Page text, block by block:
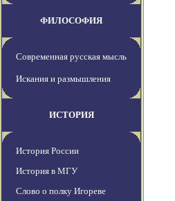
ФИЛОСОФИЯ
Современная русская мысль
Искания и размышления
ИСТОРИЯ
История России
История в МГУ
Слово о полку Игореве